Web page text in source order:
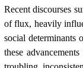
Recent discourses
of flux, heavily
social
these